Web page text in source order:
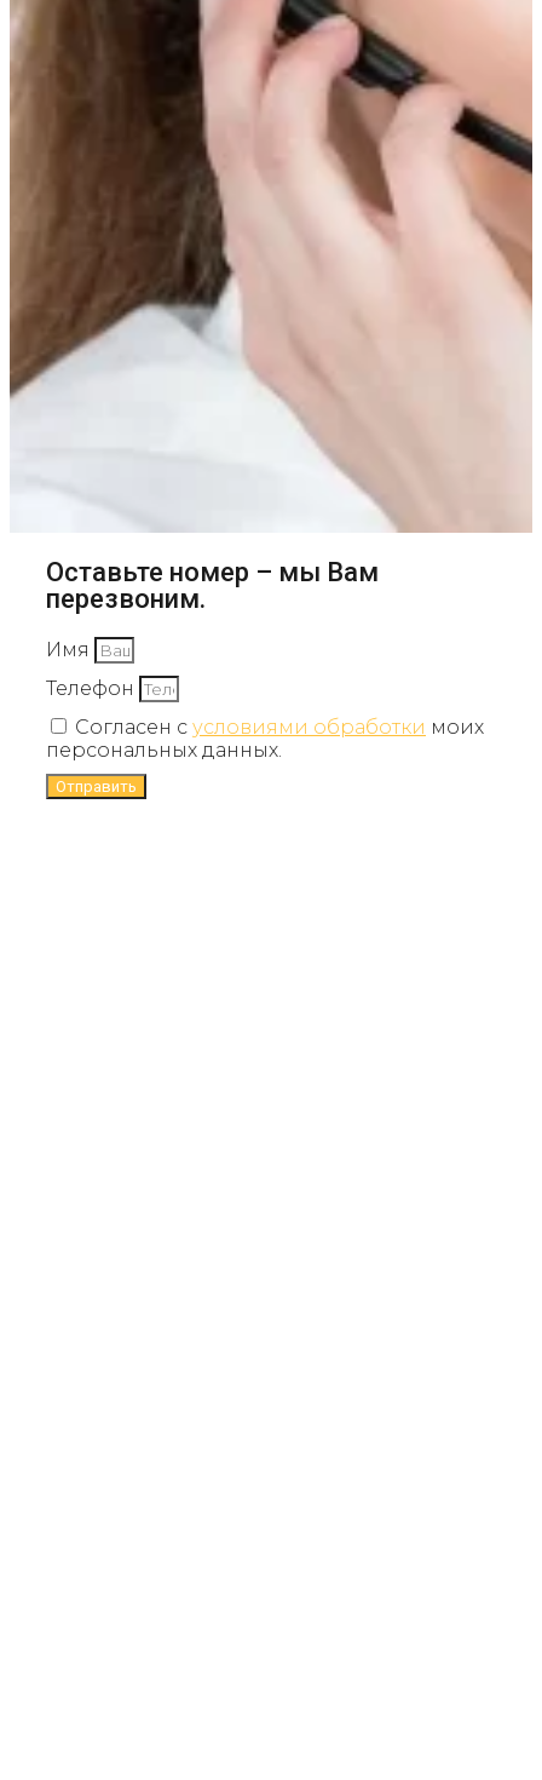
Оставьте номер – мы Вам
перезвоним.
Имя
Телефон
Согласен с условиями обработки моих
персональных данных.
Отправить